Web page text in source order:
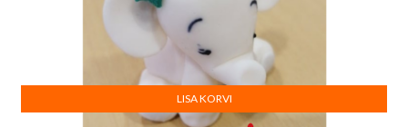
LISA KORVI